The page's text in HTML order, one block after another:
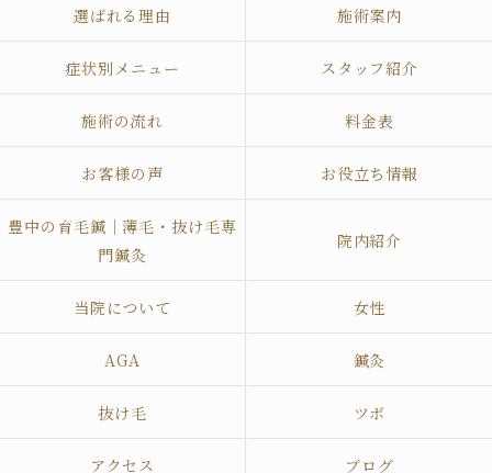
選ばれる理由 施術案内
症状別メニュー スタッフ紹介
施術の流れ 料金表
お客様の声 お役立ち情報
豊中の育毛鍼｜薄毛・抜け毛専
門鍼灸
院内紹介
当院について 女性
AGA 鍼灸
抜け毛 ツボ
アクセス ブログ